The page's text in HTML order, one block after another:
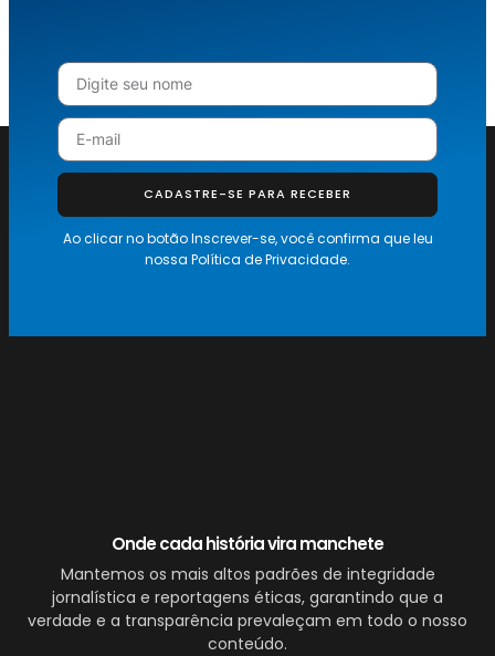
CADASTRE-SE PARA RECEBER
Ao clicar no botão Inscrever-se, você confirma que leu
nossa Política de Privacidade.
Onde cada história vira manchete
Mantemos os mais altos padrões de integridade
jornalística e reportagens éticas, garantindo que a
verdade e a transparência prevaleçam em todo o nosso
conteúdo.